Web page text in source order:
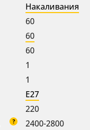
Накаливания
60
60
60
1
1
E27
220
? 2400-2800